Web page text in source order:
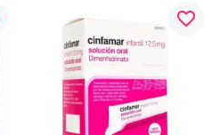
favorite_border